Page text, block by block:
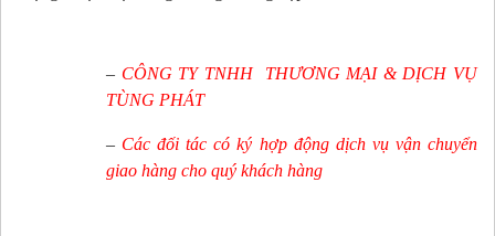
– CÔNG TY TNHH THƯƠNG MẠI & DỊCH VỤ
TÙNG PHÁT
– Các đối tác có ký hợp động dịch vụ vận chuyển
giao hàng cho quý khách hàng